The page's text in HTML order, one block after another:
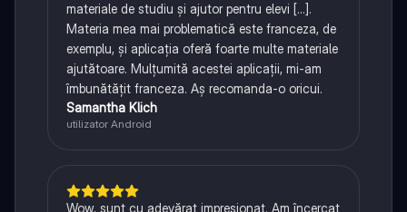
materiale de studiu și ajutor pentru elevi [...].
Materia mea mai problematică este franceza, de
exemplu, și aplicația oferă foarte multe materiale
ajutătoare. Mulțumită acestei aplicații, mi-am
îmbunătățit franceza. Aș recomanda-o oricui.
Samantha Klich
utilizator Android
Wow, sunt cu adevărat impresionat. Am încercat